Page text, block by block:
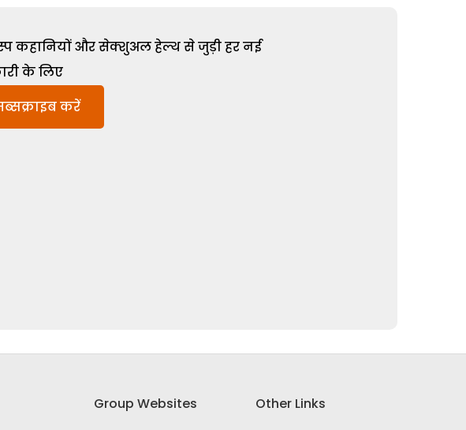
कहानियों और सेक्शुअल हेल्थ से जुड़ी हर नई
के लिए
करें
Group Websites
Other Links